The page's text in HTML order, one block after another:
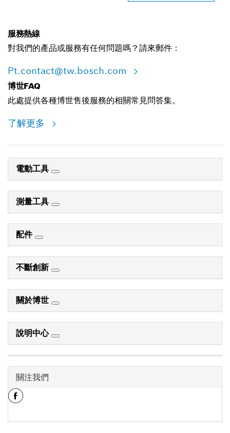
服務熱線
對我們的產品或服務有任何問題嗎？請來郵件：
Pt.contact@tw.bosch.com
博世FAQ
此處提供各種博世售後服務的相關常見問答集。
了解更多
電動工具
測量工具
配件
不斷創新
關於博世
說明中心
關注我們